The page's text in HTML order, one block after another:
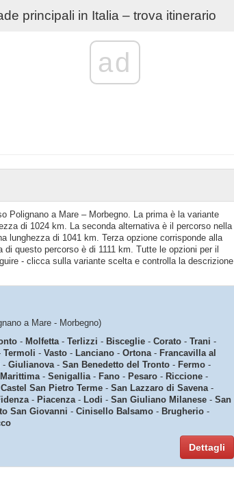
principali in Italia – trova itinerario
ad
Polignano a Mare – Morbegno. La prima è la variante
di 1024 km. La seconda alternativa è il percorso nella
lunghezza di 1041 km. Terza opzione corrisponde alla
questo percorso è di 1111 km. Tutte le opzioni per il
- clicca sulla variante scelta e controlla la descrizione
a Mare - Morbegno)
- Molfetta- Terlizzi - Bisceglie - Corato - Trani -
Termoli - Vasto - Lanciano - Ortona- Francavilla al
- Giulianova- San Benedetto del Tronto - Fermo -
- Senigallia- Fano - Pesaro - Riccione -
Castel San Pietro Terme - San Lazzaro di Savena-
- Piacenza- Lodi - San Giuliano Milanese - San
San Giovanni - Cinisello Balsamo - Brugherio -
Dettagli